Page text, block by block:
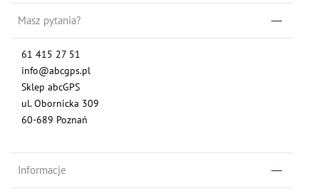
Masz pytania?
61 415 27 51
info@abcgps.pl
Sklep abcGPS
ul. Obornicka 309
60-689 Poznań
Informacje